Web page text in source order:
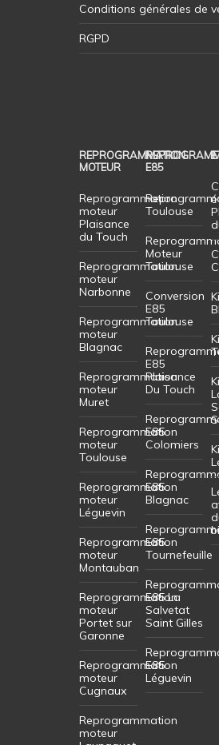
Conditions générales de
RGPD
REPROGRAMMATION
MOTEUR
Reprogrammation
moteur
Plaisance
du Touch
Reprogrammation
moteur
Narbonne
Reprogrammation
moteur
Blagnac
Reprogrammation
moteur
Muret
Reprogrammation
moteur
Toulouse
Reprogrammation
moteur
Léguevin
Reprogrammation
moteur
Montauban
Reprogrammation
moteur
Portet sur
Garonne
Reprogrammation
moteur
Cugnaux
Reprogrammation
moteur
E85
Toulouse
Moteur
Toulouse
Conversion
E85
Toulouse
E85
Plaisance
Du Touch
E85
Colomiers
E85
Blagnac
E85
Tournefeuille
E85 La
Salvetat
Saint Gilles
E85
Léguevin